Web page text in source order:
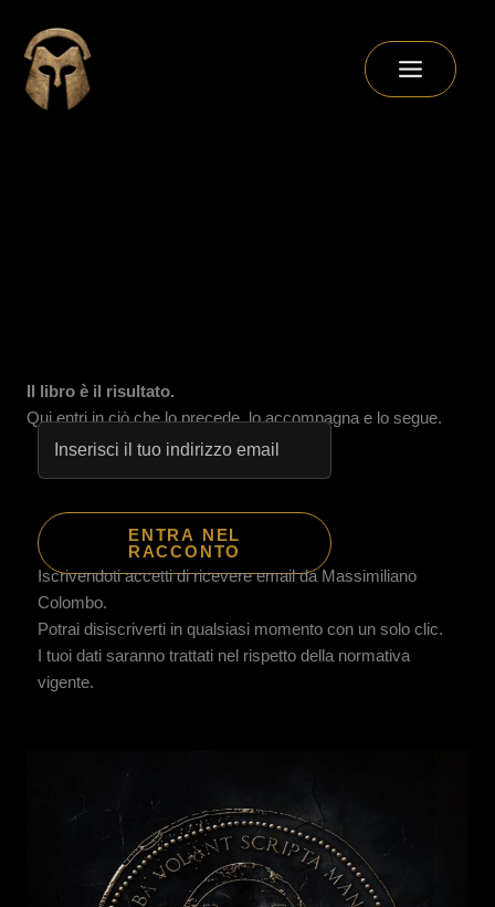
contenuto
Il libro è il risultato.
Qui entri in ciò che lo precede, lo accompagna e lo segue.
ENTRA NEL
RACCONTO
Iscrivendoti accetti di ricevere email da Massimiliano
Colombo.
Potrai disiscriverti in qualsiasi momento con un solo clic.
I tuoi dati saranno trattati nel rispetto della normativa
vigente.